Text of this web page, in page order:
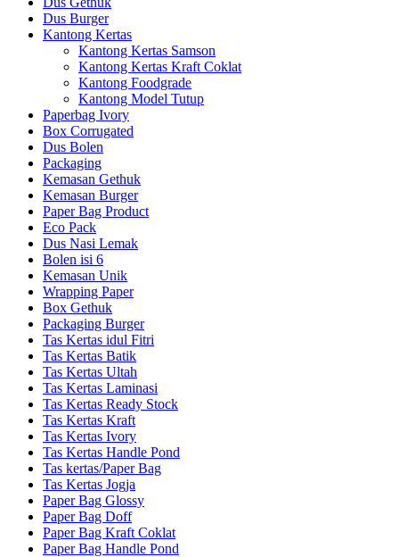
Dus Burger
Kantong Kertas
Kantong Kertas Samson
Kantong Kertas Kraft Coklat
Kantong Foodgrade
Kantong Model Tutup
Paperbag Ivory
Box Corrugated
Dus Bolen
Packaging
Kemasan Gethuk
Kemasan Burger
Paper Bag Product
Eco Pack
Dus Nasi Lemak
Bolen isi 6
Kemasan Unik
Wrapping Paper
Box Gethuk
Packaging Burger
Tas Kertas idul Fitri
Tas Kertas Batik
Tas Kertas Ultah
Tas Kertas Laminasi
Tas Kertas Ready Stock
Tas Kertas Kraft
Tas Kertas Ivory
Tas Kertas Handle Pond
Tas kertas/Paper Bag
Tas Kertas Jogja
Paper Bag Glossy
Paper Bag Doff
Paper Bag Kraft Coklat
Paper Bag Handle Pond